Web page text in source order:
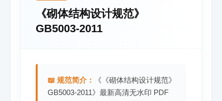
《砌体结构设计规范》
GB5003-2011
📖 规范简介：
《《砌体结构设计规范》
GB5003-2011》最新高清无水印 PDF